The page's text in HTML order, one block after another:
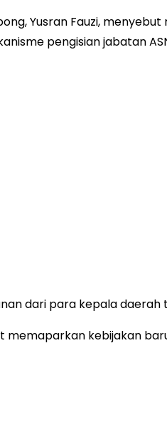
Yusran Fauzi,
pengisian jabatan
dari para kepala
memaparkan kebijakan